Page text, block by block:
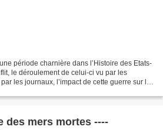
période charnière dans l’Histoire des Etats-
le déroulement de celui-ci vu par les
les journaux, l’impact de cette guerre sur la
des mers mortes ----